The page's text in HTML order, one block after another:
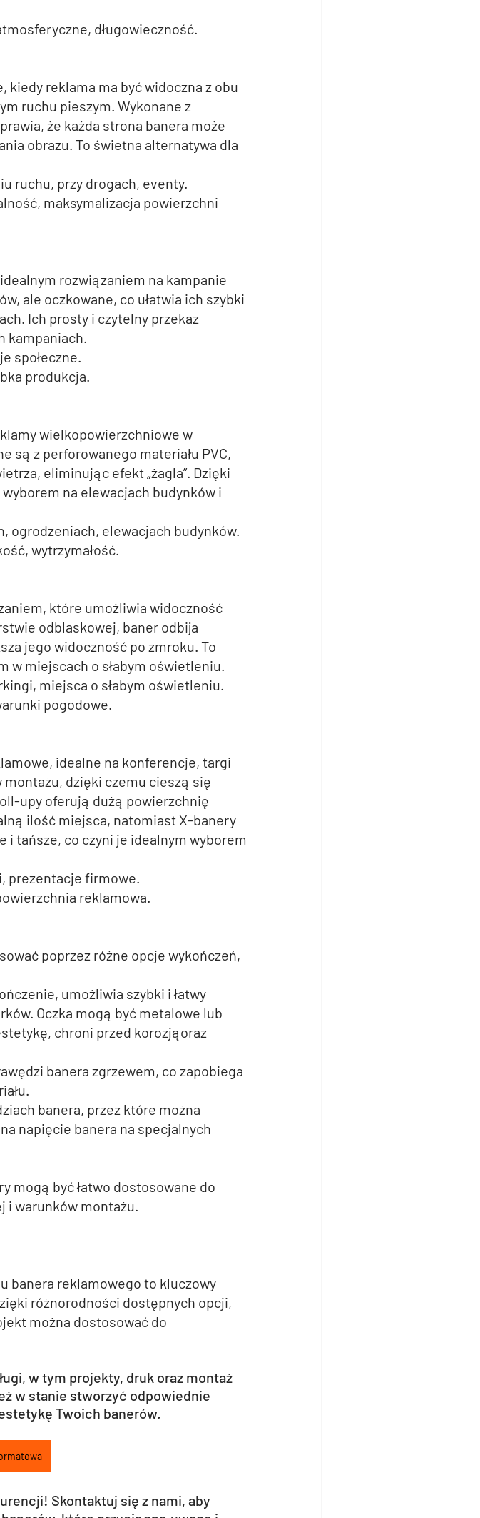
długowieczność.
kiedy reklama ma być widoczna z obu
ruchu pieszym. Wykonane z
że każda strona banera może
obrazu. To świetna alternatywa dla
ruchu, przy drogach, eventy.
maksymalizacja powierzchni
rozwiązaniem na kampanie
ale oczkowane, co ułatwia ich szybki
Ich prosty i czytelny przekaz
kampaniach.
społeczne.
produkcja.
wielkopowierzchniowe w
są z perforowanego materiału PVC,
eliminując efekt „żagla”. Dzięki
na elewacjach budynków i
ogrodzeniach, elewacjach budynków.
wytrzymałość.
które umożliwia widoczność
odblaskowej, baner odbija
jego widoczność po zmroku. To
w miejscach o słabym oświetleniu.
miejsca o słabym oświetleniu.
pogodowe.
idealne na konferencje, targi
montażu, dzięki czemu cieszą się
upy oferują dużą powierzchnię
ilość miejsca, natomiast X-banery
i tańsze, co czyni je idealnym wyborem
prezentacje firmowe.
reklamowa.
poprzez różne opcje wykończeń,
umożliwia szybki i łatwy
Oczka mogą być metalowe lub
chroni przed korozjąoraz
banera zgrzewem, co zapobiega
banera, przez które można
napięcie banera na specjalnych
mogą być łatwo dostosowane do
i warunków montażu.
banera reklamowego to kluczowy
różnorodności dostępnych opcji,
można dostosować do
w tym projekty, druk oraz montaż
w stanie stworzyć odpowiednie
Twoich banerów.
Skontaktuj się z nami, aby